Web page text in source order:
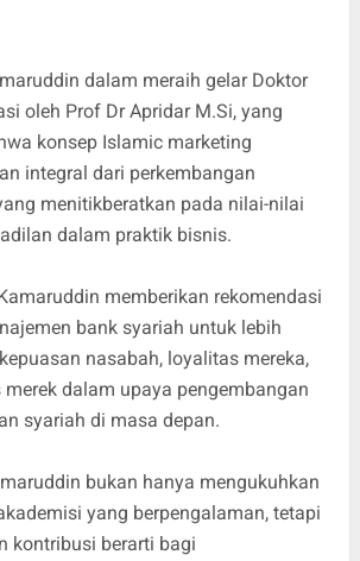
dalam meraih gelar Doktor
oleh Prof Dr Apridar M.Si, yang
konsep Islamic marketing
integral dari perkembangan
menitikberatkan pada nilai-nilai
dalam praktik bisnis.
memberikan rekomendasi
bank syariah untuk lebih
nasabah, loyalitas mereka,
dalam upaya pengembangan
syariah di masa depan.
bukan hanya mengukuhkan
yang berpengalaman, tetapi
kontribusi berarti bagi